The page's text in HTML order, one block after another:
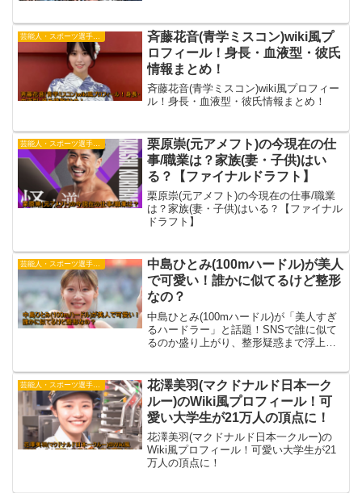
斉藤花音(青学ミスコン)wiki風プ
ロフィール！身長・血液型・彼氏
情報まとめ！
斉藤花音(青学ミスコン)wiki風プロフィー
ル！身長・血液型・彼氏情報まとめ！
栗原崇(元アメフト)の今現在の仕
事/職業は？家族(妻・子供)はい
る？【ファイナルドラフト】
栗原崇(元アメフト)の今現在の仕事/職業
は？家族(妻・子供)はいる？【ファイナル
ドラフト】
芸能人・スポーツ選手・有名人
中島ひとみ(100mハードル)が美人
で可愛い！誰かに似てるけど整形
なの？
中島ひとみ(100mハードル)が「美人すぎ
るハードラー」と話題！SNSで誰に似て
るのか盛り上がり、整形疑惑まで浮上し
花澤美羽(マクドナルド日本一ク
ルー)のWiki風プロフィール！可
愛い大学生が21万人の頂点に！
花澤美羽(マクドナルド日本一クルー)の
Wiki風プロフィール！可愛い大学生が21
万人の頂点に！